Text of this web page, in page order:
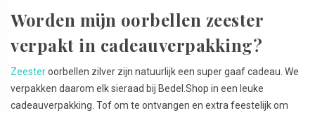
Worden mijn oorbellen zeester
verpakt in cadeauverpakking?
Zeesteroorbellen zilver zijn natuurlijk een super gaaf cadeau. We
verpakken daarom elk sieraad bij Bedel.Shop in een leuke
cadeauverpakking. Tof om te ontvangen en extra feestelijk om